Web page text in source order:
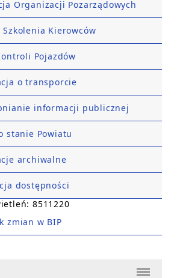
Organizacji Pozarządowych
Szkolenia Kierowców
Pojazdów
o transporcie
informacji publicznej
stanie Powiatu
archiwalne
dostępności
8511220
zmian w BIP